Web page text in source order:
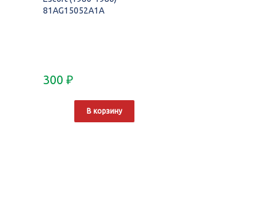
81AG15052A1A
300 ₽
В корзину